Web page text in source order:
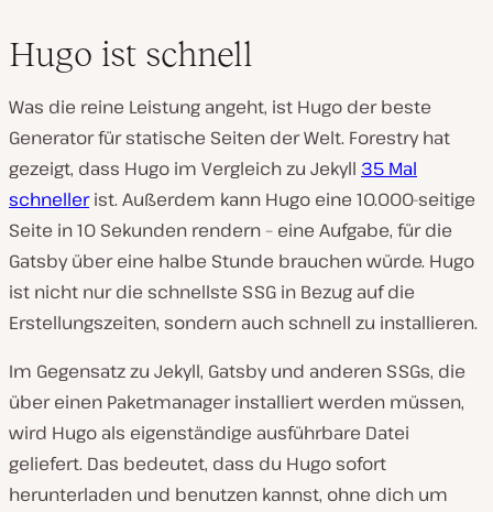
Hugo ist schnell
Was die reine Leistung angeht, ist Hugo der beste
Generator für statische Seiten der Welt. Forestry hat
gezeigt, dass Hugo im Vergleich zu Jekyll 35 Mal
schnellerist. Außerdem kann Hugo eine 10.000-seitige
Seite in 10 Sekunden rendern – eine Aufgabe, für die
Gatsby über eine halbe Stunde brauchen würde. Hugo
ist nicht nur die schnellste SSG in Bezug auf die
Erstellungszeiten, sondern auch schnell zu installieren.
Im Gegensatz zu Jekyll, Gatsby und anderen SSGs, die
über einen Paketmanager installiert werden müssen,
wird Hugo als eigenständige ausführbare Datei
geliefert. Das bedeutet, dass du Hugo sofort
herunterladen und benutzen kannst, ohne dich um